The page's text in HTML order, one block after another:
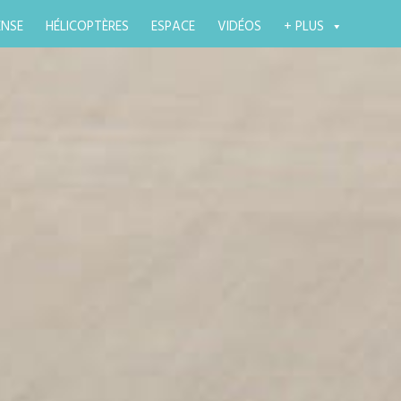
HÉLICOPTÈRES ESPACE VIDÉOS + PLUS